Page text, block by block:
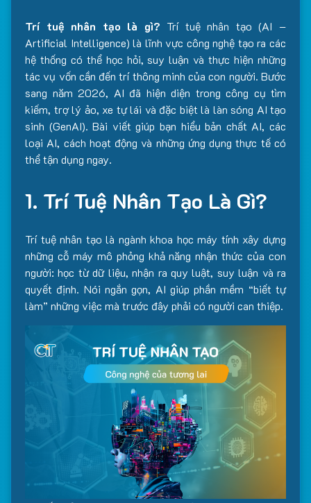
Trí tuệ nhân tạo là gì? Trí tuệ nhân tạo (AI –
Artificial Intelligence) là lĩnh vực công nghệ tạo ra các
hệ thống có thể học hỏi, suy luận và thực hiện những
tác vụ vốn cần đến trí thông minh của con người. Bước
sang năm 2026, AI đã hiện diện trong công cụ tìm
kiếm, trợ lý ảo, xe tự lái và đặc biệt là làn sóng AI tạo
sinh (GenAI). Bài viết giúp bạn hiểu bản chất AI, các
loại AI, cách hoạt động và những ứng dụng thực tế có
thể tận dụng ngay.
1. Trí Tuệ Nhân Tạo Là Gì?
Trí tuệ nhân tạo là ngành khoa học máy tính xây dựng
những cỗ máy mô phỏng khả năng nhận thức của con
người: học từ dữ liệu, nhận ra quy luật, suy luận và ra
quyết định. Nói ngắn gọn, AI giúp phần mềm “biết tự
làm” những việc mà trước đây phải có người can thiệp.